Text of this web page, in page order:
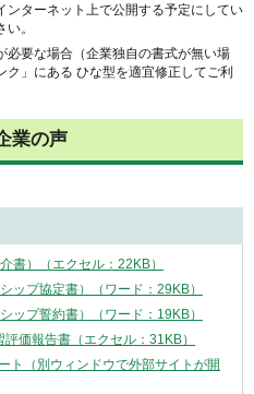
ンターネット上で公開する予定にしてい
。
必要な場合（企業独自の書式が無い場
」にある ひな型を適宜修正してご利
業の声
書）（エクセル：22KB）
ップ協定書）（ワード：29KB）
ップ誓約書）（ワード：19KB）
価報告書（エクセル：31KB）
ト（別ウィンドウで外部サイトが開